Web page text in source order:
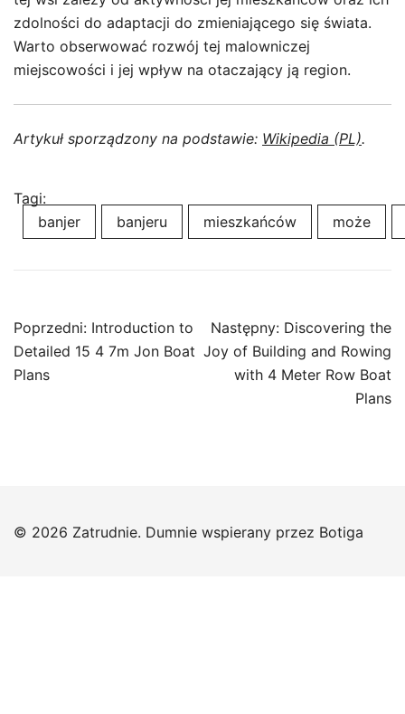
zdolności do adaptacji do zmieniającego się świata.
Warto obserwować rozwój tej malowniczej
miejscowości i jej wpływ na otaczający ją region.
Artykuł sporządzony na podstawie: Wikipedia (PL).
Tagi:
banjer
banjeru mieszkańców może
Nawigacja
wpisu
Poprzedni: Introduction to
Detailed 15 4 7m Jon Boat
Plans
Następny: Discovering the
Joy of Building and Rowing
with 4 Meter Row Boat
Plans
© 2026 Zatrudnie. Dumnie wspierany przez Botiga